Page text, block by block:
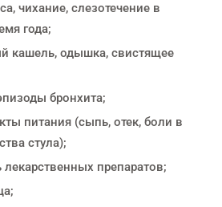
чихание, слезотечение в
года;
кашель, одышка, свистящее
бронхита;
питания (сыпь, отек, боли в
стула);
препаратов;